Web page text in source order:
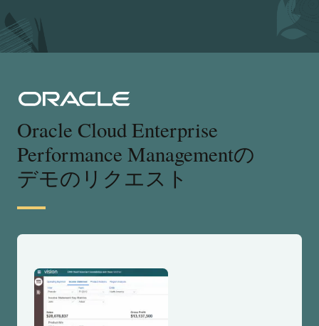
Oracle Cloud Enterprise
Performance Managementの
デモのリクエスト